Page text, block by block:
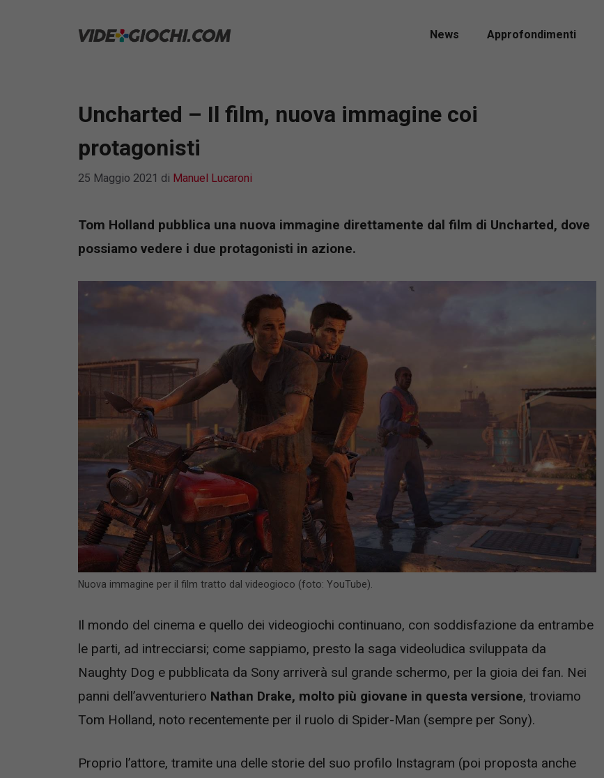
News Approfondimenti
Uncharted – Il film, nuova immagine coi
protagonisti
25 Maggio 2021 di Manuel Lucaroni
Tom Holland pubblica una nuova immagine direttamente dal film di Uncharted, dove
possiamo vedere i due protagonisti in azione.
Nuova immagine per il film tratto dal videogioco (foto: YouTube).
Il mondo del cinema e quello dei videogiochi continuano, con soddisfazione da entrambe
le parti, ad intrecciarsi; come sappiamo, presto la saga videoludica sviluppata da
Naughty Dog e pubblicata da Sony arriverà sul grande schermo, per la gioia dei fan. Nei
panni dell’avventuriero Nathan Drake, molto più giovane in questa versione, troviamo
Tom Holland, noto recentemente per il ruolo di Spider-Man (sempre per Sony).
Proprio l’attore, tramite una delle storie del suo profilo Instagram (poi proposta anche